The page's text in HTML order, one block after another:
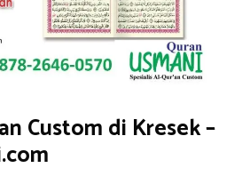
Custom di Kresek –